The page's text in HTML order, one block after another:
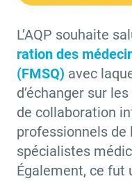
L’AQP souhaite
ration des
(FMSQ) avec
d’échanger sur
de collaboration
professionnels de
spécialistes
Également, ce fut